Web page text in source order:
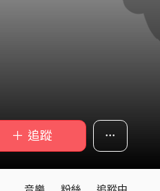
＋ 追蹤